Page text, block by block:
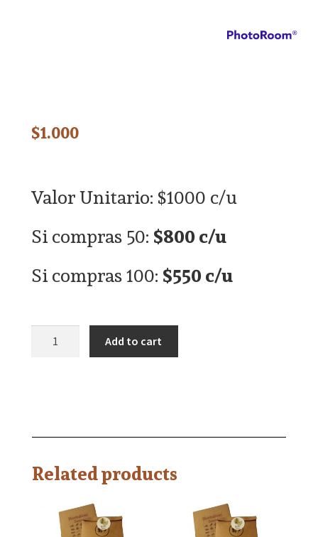
$1.000
Valor Unitario: $1000 c/u
Si compras 50:$800 c/u
Si compras 100:$550 c/u
Add to cart
Related products